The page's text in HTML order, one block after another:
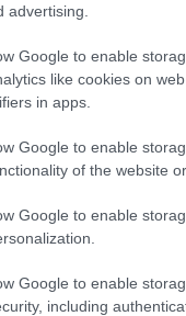
advertising.
Google to enable
like cookies on
in apps.
Google to enable
of the website
Google to enable
Google to enable
including
Intézetnek
46. szám alatti,
villát a
forintért
újította fel. Az
díjas író
Koestler, Petri
hagyatékrészeit,
teljes hagyatékát